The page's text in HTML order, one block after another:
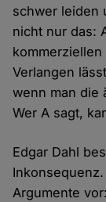
schwer leiden
nicht nur das:
Verlangen
wenn man die
Wer A sagt,
Edgar Dahl
Argumente